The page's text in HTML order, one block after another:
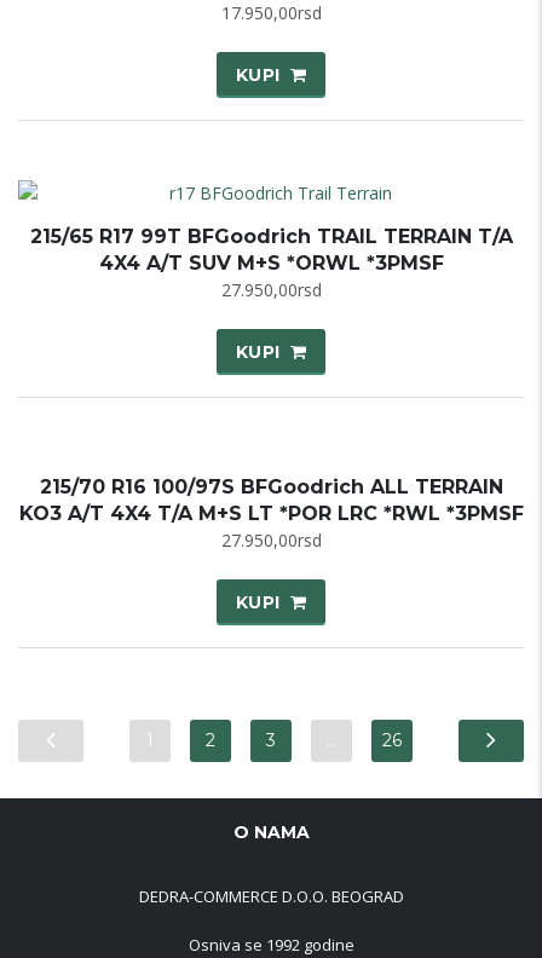
17.950,00rsd
KUPI
215/65 R17 99T BFGoodrich TRAIL TERRAIN T/A
4X4 A/T SUV M+S *ORWL *3PMSF
27.950,00rsd
KUPI
215/70 R16 100/97S BFGoodrich ALL TERRAIN
KO3 A/T 4X4 T/A M+S LT *POR LRC *RWL *3PMSF
27.950,00rsd
KUPI
1 2 3 … 26
O NAMA
DEDRA-COMMERCE D.O.O. BEOGRAD
Osniva se 1992 godine